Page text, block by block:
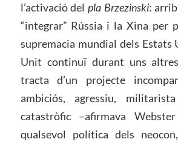
l’activació del pla Brzezinski:
“integrar” Rússia i la Xina per
supremacia mundial dels Estats
Unit continuï durant uns
tracta d’un projecte
ambiciós, agressiu,
catastròfic –afirmava
qualsevol política dels